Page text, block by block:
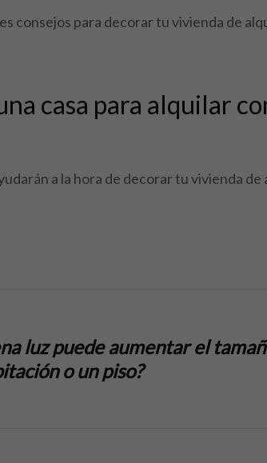
consejos para decorar tu vivienda de
casa para alquilar
a la hora de decorar tu vivienda de
luz puede aumentar el
o un piso?